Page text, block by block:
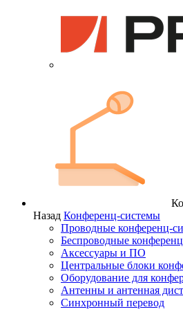
Назад Конференц-системы
Проводные конференц-
Беспроводные
Аксессуары и ПО
Центральные блоки
Оборудование для
Антенны и антенная
Синхронный перевод